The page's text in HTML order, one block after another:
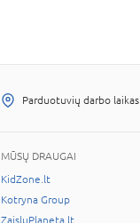
Parduotuvių darbo laikas
MŪSŲ DRAUGAI
KidZone.lt
Kotryna Group
ZaisluPlaneta.lt